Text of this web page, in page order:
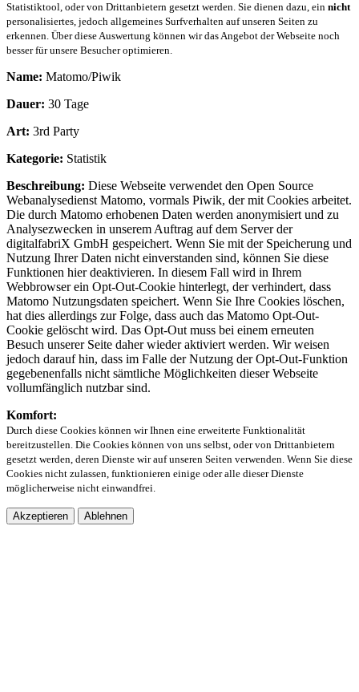
Statistiktool, oder von Drittanbietern gesetzt werden. Sie dienen dazu, ein nicht
personalisiertes, jedoch allgemeines Surfverhalten auf unseren Seiten zu
erkennen. Über diese Auswertung können wir das Angebot der Webseite noch
besser für unsere Besucher optimieren.
Name: Matomo/Piwik
Dauer: 30 Tage
Art: 3rd Party
Kategorie: Statistik
Beschreibung: Diese Webseite verwendet den Open Source
Webanalysedienst Matomo, vormals Piwik, der mit Cookies arbeitet.
Die durch Matomo erhobenen Daten werden anonymisiert und zu
Analysezwecken in unserem Auftrag auf dem Server der
digitalfabriX GmbH gespeichert. Wenn Sie mit der Speicherung und
Nutzung Ihrer Daten nicht einverstanden sind, können Sie diese
Funktionen hier deaktivieren. In diesem Fall wird in Ihrem
Webbrowser ein Opt-Out-Cookie hinterlegt, der verhindert, dass
Matomo Nutzungsdaten speichert. Wenn Sie Ihre Cookies löschen,
hat dies allerdings zur Folge, dass auch das Matomo Opt-Out-
Cookie gelöscht wird. Das Opt-Out muss bei einem erneuten
Besuch unserer Seite daher wieder aktiviert werden. Wir weisen
jedoch darauf hin, dass im Falle der Nutzung der Opt-Out-Funktion
gegebenenfalls nicht sämtliche Möglichkeiten dieser Webseite
vollumfänglich nutzbar sind.
Komfort:
Durch diese Cookies können wir Ihnen eine erweiterte Funktionalität
bereitzustellen. Die Cookies können von uns selbst, oder von Drittanbietern
gesetzt werden, deren Dienste wir auf unseren Seiten verwenden. Wenn Sie diese
Cookies nicht zulassen, funktionieren einige oder alle dieser Dienste
möglicherweise nicht einwandfrei.
Akzeptieren Ablehnen